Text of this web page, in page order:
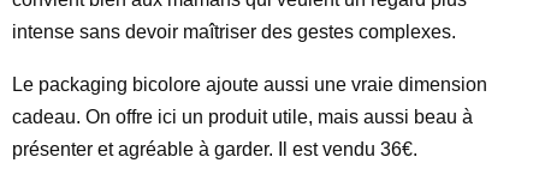
intense sans devoir maîtriser des gestes complexes.
Le packaging bicolore ajoute aussi une vraie dimension
cadeau. On offre ici un produit utile, mais aussi beau à
présenter et agréable à garder. Il est vendu 36€.